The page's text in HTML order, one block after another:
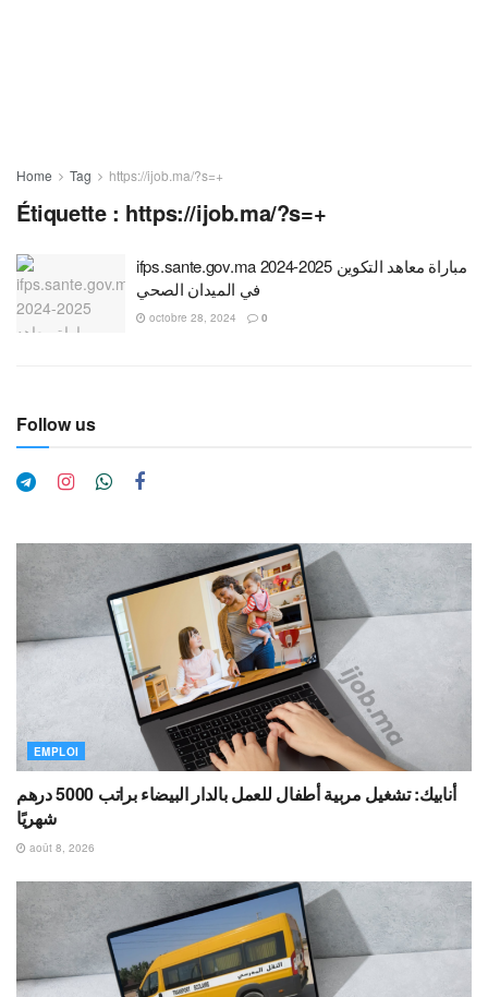
Home Tag https://ijob.ma/?s=+
Étiquette : https://ijob.ma/?s=+
ifps.sante.gov.ma 2024-2025 مباراة معاهد التكوين
في الميدان الصحي
octobre 28, 2024 0
Follow us
EMPLOI
أنابيك: تشغيل مربية أطفال للعمل بالدار البيضاء براتب 5000 درهم
شهريًا
août 8, 2026